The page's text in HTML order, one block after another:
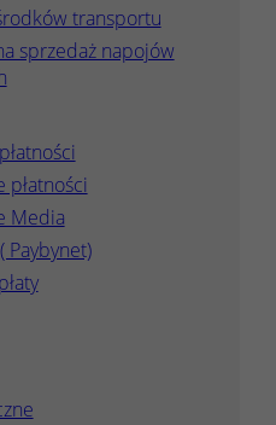
transportu
sprzedaż napojów
płatności
Media
Paybynet)